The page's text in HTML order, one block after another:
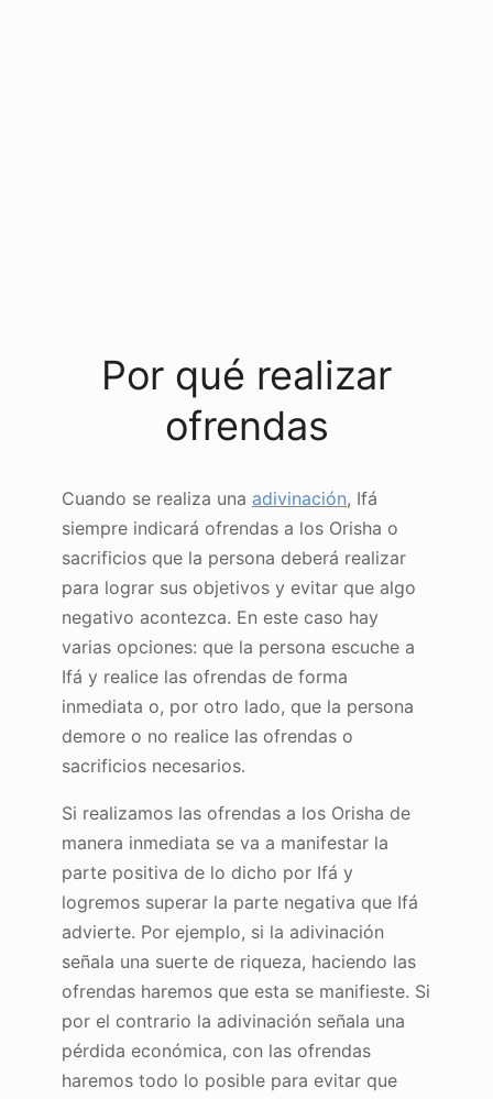
Por qué realizar
ofrendas
Cuando se realiza una adivinación, Ifá
siempre indicará ofrendas a los Orisha o
sacrificios que la persona deberá realizar
para lograr sus objetivos y evitar que algo
negativo acontezca. En este caso hay
varias opciones: que la persona escuche a
Ifá y realice las ofrendas de forma
inmediata o, por otro lado, que la persona
demore o no realice las ofrendas o
sacrificios necesarios.
Si realizamos las ofrendas a los Orisha de
manera inmediata se va a manifestar la
parte positiva de lo dicho por Ifá y
logremos superar la parte negativa que Ifá
advierte. Por ejemplo, si la adivinación
señala una suerte de riqueza, haciendo las
ofrendas haremos que esta se manifieste. Si
por el contrario la adivinación señala una
pérdida económica, con las ofrendas
haremos todo lo posible para evitar que